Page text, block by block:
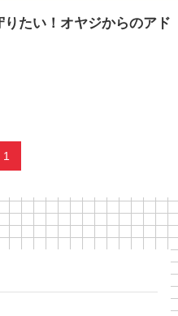
りたい！オヤジからのアド
1